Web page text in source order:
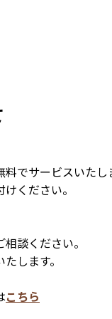
でサービスいたし
ください。
相談ください。
します。
こちら